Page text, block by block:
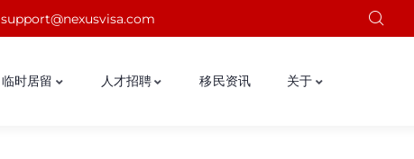
support@nexusvisa.com
临时居留 人才招聘 移民资讯 关于